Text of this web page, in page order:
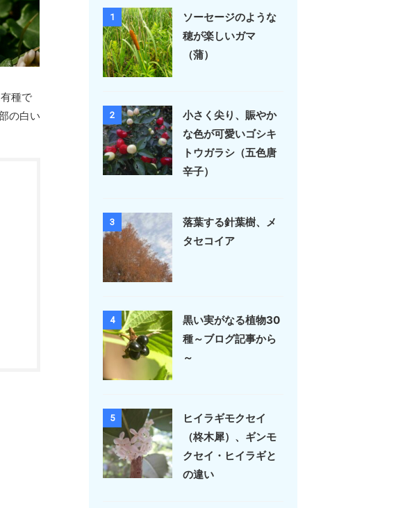
種で
の白い
1
ソーセージのような
穂が楽しいガマ
（蒲）
2
小さく尖り、賑やか
な色が可愛いゴシキ
トウガラシ（五色唐
辛子）
3
落葉する針葉樹、メ
タセコイア
4
黒い実がなる植物30
種～ブログ記事から
～
5
ヒイラギモクセイ
（柊木犀）、ギンモ
クセイ・ヒイラギと
の違い